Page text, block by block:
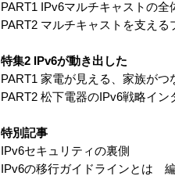
PART1 IPv6マルチキャストの
PART2 マルチキャストを支え
特集2 IPv6が動き出した
PART1 家電が見える、家族が
PART2 松下電器のIPv6戦略イ
特別記事
IPv6セキュリティの裏側
IPv6の移行ガイドラインとは